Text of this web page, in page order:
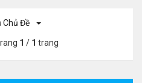
Chủ Đề
1 / 1 trang